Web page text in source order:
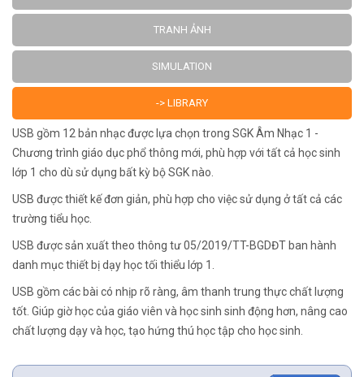
TRANH ẢNH
SIMULATION
-> LIBRARY
USB gồm 12 bản nhạc được lựa chọn trong SGK Âm Nhạc 1 -
Chương trình giáo dục phổ thông mới, phù hợp với tất cả học sinh
lớp 1 cho dù sử dụng bất kỳ bộ SGK nào.
USB được thiết kế đơn giản, phù hợp cho việc sử dụng ở tất cả các
trường tiểu học.
USB được sản xuất theo thông tư 05/2019/TT-BGDĐT ban hành
danh mục thiết bị dạy học tối thiểu lớp 1.
USB gồm các bài có nhịp rõ ràng, âm thanh trung thực chất lượng
tốt. Giúp giờ học của giáo viên và học sinh sinh động hơn, nâng cao
chất lượng dạy và học, tạo hứng thú học tập cho học sinh.